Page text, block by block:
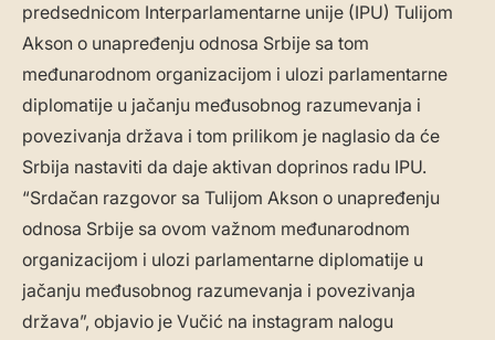
predsednicom Interparlamentarne unije (IPU) Tulijom
Akson o unapređenju odnosa Srbije sa tom
međunarodnom organizacijom i ulozi parlamentarne
diplomatije u jačanju međusobnog razumevanja i
povezivanja država i tom prilikom je naglasio da će
Srbija nastaviti da daje aktivan doprinos radu IPU.
“Srdačan razgovor sa Tulijom Akson o unapređenju
odnosa Srbije sa ovom važnom međunarodnom
organizacijom i ulozi parlamentarne diplomatije u
jačanju međusobnog razumevanja i povezivanja
država”, objavio je Vučić na instagram nalogu